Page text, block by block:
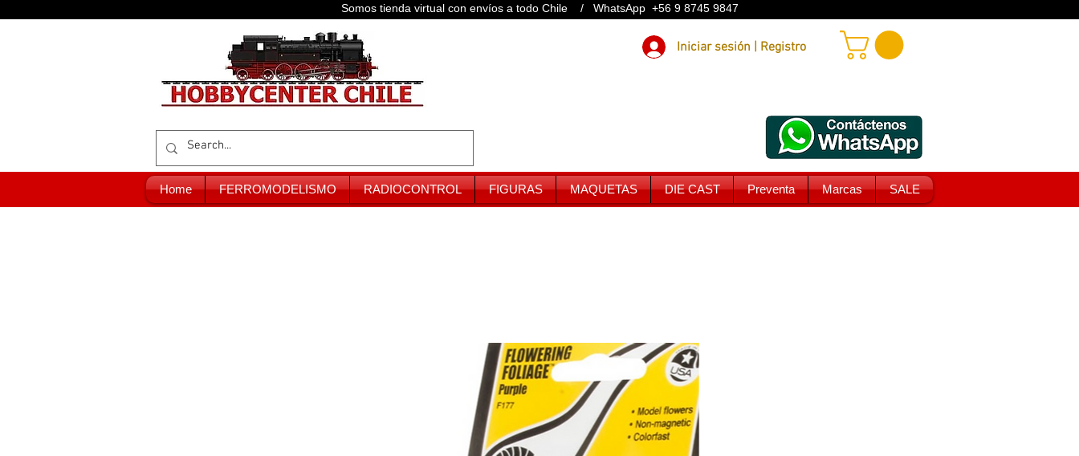
Somos tienda virtual con envíos a todo Chile / WhatsApp +56 9 8745 9847
Iniciar sesión | Registro
Home FERROMODELISMO RADIOCONTROL FIGURAS MAQUETAS DIE CAST Preventa Marcas SALE